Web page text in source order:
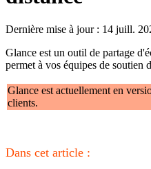
Dernière mise à jour : 14 juill.
Glance est un outil de partage
permet à vos équipes de
Glance est actuellement en
clients.
Dans cet article :